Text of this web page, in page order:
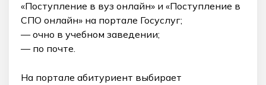
«Поступление в вуз онлайн» и «Поступление в
СПО онлайн» на портале Госуслуг;
— очно в учебном заведении;
— по почте.
На портале абитуриент выбирает